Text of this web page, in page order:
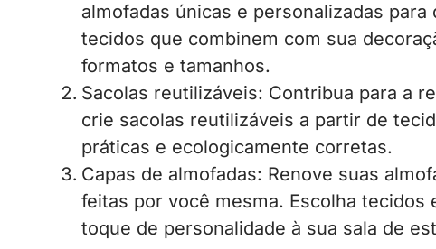
almofadas únicas e personalizadas para
tecidos que combinem com sua
formatos e tamanhos.
Sacolas reutilizáveis: Contribua para a
crie sacolas reutilizáveis a partir de
práticas e ecologicamente corretas.
Capas de almofadas: Renove suas
feitas por você mesma. Escolha tecidos
toque de personalidade à sua sala de